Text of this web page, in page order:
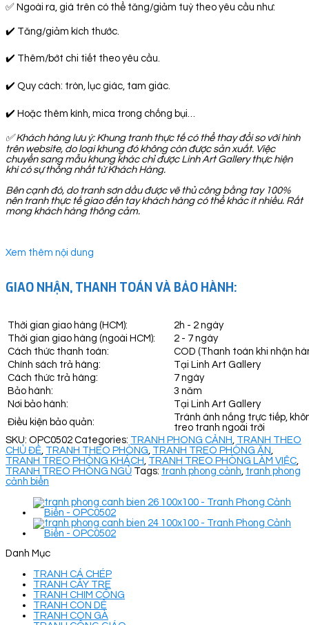
✅ Ngoài ra, giá trên có thể tăng/giảm tuỳ theo yêu cầu như:
✔️ Tăng/giảm kích thước.
✔️ Thêm/bớt chi tiết theo yêu cầu.
✔️ Quy cách: tròn, lục giác, tam giác.
✔️ Hoặc thêm kính, mica trong chống bụi…
✅Khách hàng lưu ý: Khung tranh thực tế có thể thay đổi so với hình
trên website, do loại khung đó không còn được sản xuất. Việc
chuyển sang mẫu khung khác chỉ được Linh Art Gallery thực hiện
khi có sự thống nhất từ Khách Hàng.
Bên cạnh đó, do tranh sơn dầu được vẽ thủ công bằng tay 100%
nên tranh thực tế giao đến tay khách hàng có thể khác ít nhiều. Rất
mong khách hàng thông cảm.
Xem thêm nội dung
GIAO NHẬN, THANH TOÁN VÀ BẢO HÀNH:
Thời gian giao hàng (HCM):
2h - 2 ngày
Thời gian giao hàng (ngoài HCM):
2 - 7 ngày
Cách thức thanh toán:
COD (Thanh toán khi nhận
Chính sách trả hàng:
Tại Linh Art Gallery
Cách thức trả hàng:
7 ngày
Bảo hành:
3 năm
Nơi bảo hành:
Tại Linh Art Gallery
Điều kiện bảo quản:
Tránh ánh nắng trực tiếp,
treo tranh ngoài trời
SKU: OPC0502 Categories: TRANH PHONG CẢNH, TRANH THEO
CHỦ ĐỀ, TRANH THEO PHÒNG, TRANH TREO PHÒNG ĂN,
TRANH TREO PHÒNG KHÁCH, TRANH TREO PHÒNG LÀM VIỆC,
TRANH TREO PHÒNG NGỦ Tags: tranh phong cảnh, tranh phong
cảnh biển
Danh Mục
TRANH CÁ CHÉP
TRANH CÂY TRE
TRANH CHIM CÔNG
TRANH CON DÊ
TRANH CON GÀ